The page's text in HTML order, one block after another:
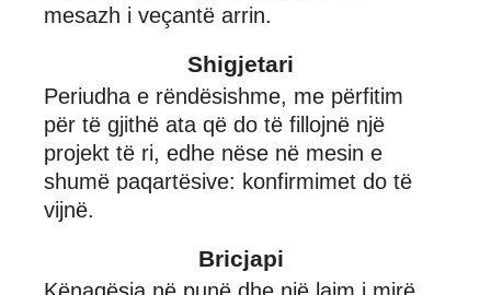
mesazh i veçantë arrin.
Shigjetari
Periudha e rëndësishme, me përfitim
për të gjithë ata që do të fillojnë një
projekt të ri, edhe nëse në mesin e
shumë paqartësive: konfirmimet do të
vijnë.
Bricjapi